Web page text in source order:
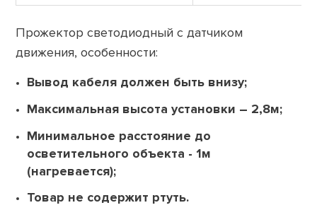
Прожектор светодиодный с датчиком
движения, особенности:
Вывод кабеля должен быть внизу;
Максимальная высота установки – 2,8м;
Минимальное расстояние до
осветительного объекта - 1м
(нагревается);
Товар не содержит ртуть.